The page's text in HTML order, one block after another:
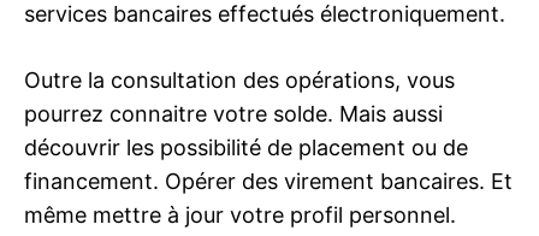
services bancaires effectués électroniquement.
Outre la consultation des opérations, vous
pourrez connaitre votre solde. Mais aussi
découvrir les possibilité de placement ou de
financement. Opérer des virement bancaires. Et
même mettre à jour votre profil personnel.